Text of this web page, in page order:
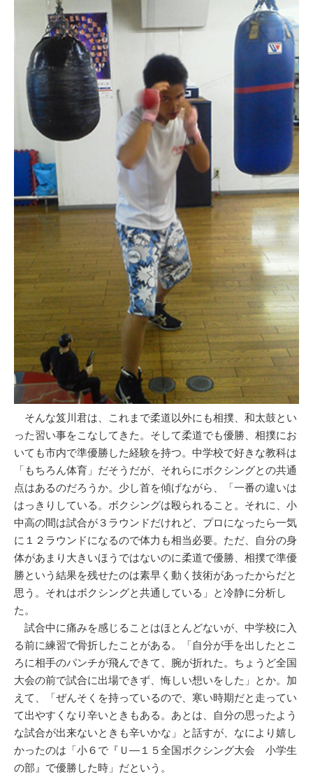
そんな笈川君は、これまで柔道以外にも相撲、和太鼓とい
った習い事をこなしてきた。そして柔道でも優勝、相撲にお
いても市内で準優勝した経験を持つ。中学校で好きな教科は
「もちろん体育」だそうだが、それらにボクシングとの共通
点はあるのだろうか。少し首を傾げながら、「一番の違いは
はっきりしている。ボクシングは殴られること。それに、小
中高の間は試合が３ラウンドだけれど、プロになったら一気
に１２ラウンドになるので体力も相当必要。ただ、自分の身
体があまり大きいほうではないのに柔道で優勝、相撲で準優
勝という結果を残せたのは素早く動く技術があったからだと
思う。それはボクシングと共通している」と冷静に分析し
た。
試合中に痛みを感じることはほとんどないが、中学校に入
る前に練習で骨折したことがある。「自分が手を出したとこ
ろに相手のパンチが飛んできて、腕が折れた。ちょうど全国
大会の前で試合に出場できず、悔しい想いをした」とか。加
えて、「ぜんそくを持っているので、寒い時期だと走ってい
て出やすくなり辛いときもある。あとは、自分の思ったよう
な試合が出来ないときも辛いかな」と話すが、なにより嬉し
かったのは「小６で『Ｕ―１５全国ボクシング大会 小学生
の部』で優勝した時」だという。